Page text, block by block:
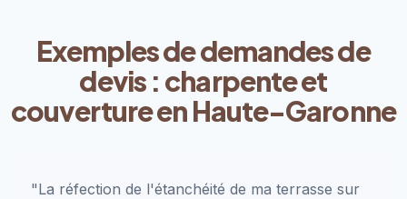
Exemples de demandes de
devis : charpente et
couverture en Haute-Garonne
"La réfection de l'étanchéité de ma terrasse sur